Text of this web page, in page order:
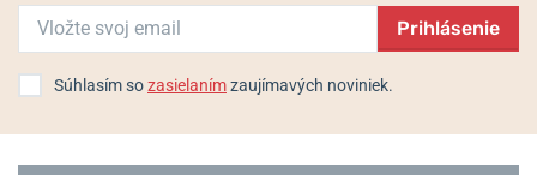
Prihlásenie
Súhlasím sozasielanímzaujímavých noviniek.